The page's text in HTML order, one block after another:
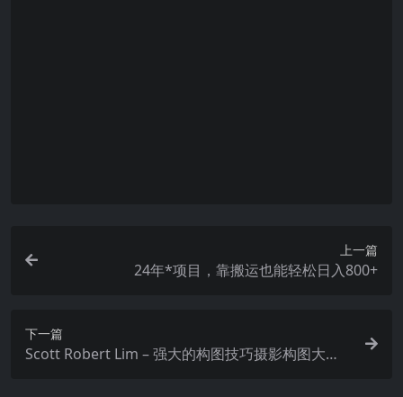
上一篇
24年*项目，靠搬运也能轻松日入800+
下一篇
Scott Robert Lim – 强大的构图技巧摄影构图大师